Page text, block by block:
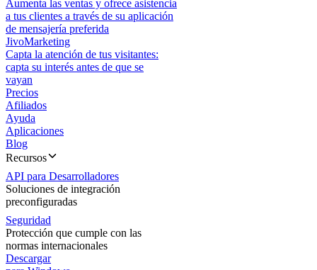
Aumenta las ventas y ofrece asistencia
a tus clientes a través de su aplicación
de mensajería preferida
JivoMarketing
Capta la atención de tus visitantes:
capta su interés antes de que se
vayan
Precios
Afiliados
Ayuda
Aplicaciones
Blog
Recursos
API para Desarrolladores
Soluciones de integración
preconfiguradas
Seguridad
Protección que cumple con las
normas internacionales
Descargar